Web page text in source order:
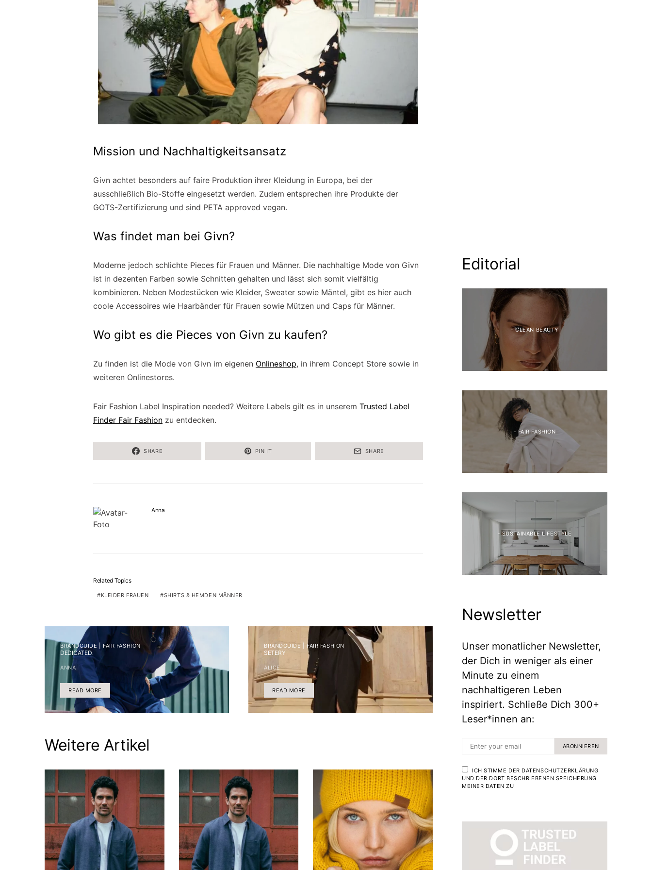
Mission und Nachhaltigkeitsansatz
Givn achtet besonders auf faire Produktion ihrer Kleidung in Europa, bei der
ausschließlich Bio-Stoffe eingesetzt werden. Zudem entsprechen ihre Produkte der
GOTS-Zertifizierung und sind PETA approved vegan.
Was findet man bei Givn?
Moderne jedoch schlichte Pieces für Frauen und Männer. Die nachhaltige Mode von Givn
ist in dezenten Farben sowie Schnitten gehalten und lässt sich somit vielfältig
kombinieren. Neben Modestücken wie Kleider, Sweater sowie Mäntel, gibt es hier auch
coole Accessoires wie Haarbänder für Frauen sowie Mützen und Caps für Männer.
Wo gibt es die Pieces von Givn zu kaufen?
Zu finden ist die Mode von Givn im eigenen Onlineshop, in ihrem Concept Store sowie in
weiteren Onlinestores.
Fair Fashion Label Inspiration needed? Weitere Labels gilt es in unserem Trusted Label
Finder Fair Fashion zu entdecken.
SHARE PIN IT SHARE
Anna
Related Topics
KLEIDER FRAUEN SHIRTS & HEMDEN MÄNNER
BRANDGUIDE | FAIR FASHION
DEDICATED.
ANNA
READ MORE
BRANDGUIDE | FAIR FASHION
SETERY
ALICE
READ MORE
Weitere Artikel
Editorial
- CLEAN BEAUTY
- FAIR FASHION
- SUSTAINABLE LIFESTYLE
Newsletter
Unser monatlicher Newsletter,
der Dich in weniger als einer
Minute zu einem
nachhaltigeren Leben
inspiriert. Schließe Dich 300+
Leser*innen an:
ABONNIEREN
ICH STIMME DER DATENSCHUTZERKLÄRUNG
UND DER DORT BESCHRIEBENEN SPEICHERUNG
MEINER DATEN ZU